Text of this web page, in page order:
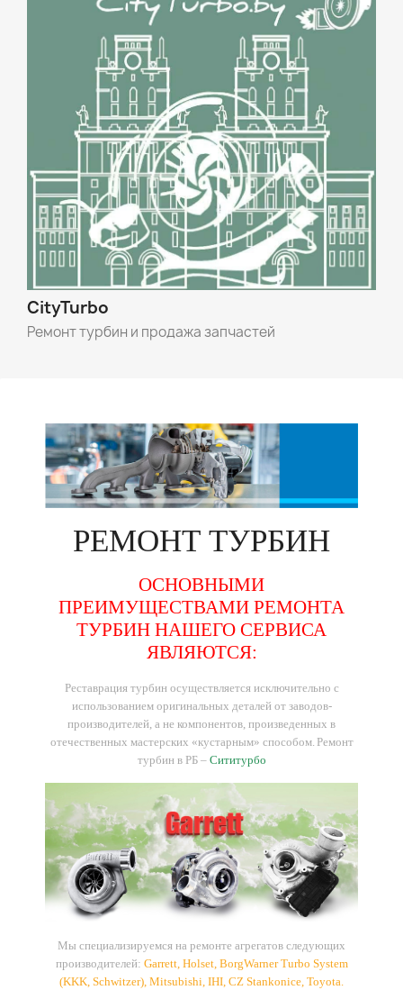
CityTurbo
Ремонт турбин и продажа запчастей
РЕМОНТ ТУРБИН
ОСНОВНЫМИ
ПРЕИМУЩЕСТВАМИ РЕМОНТА
ТУРБИН НАШЕГО СЕРВИСА
ЯВЛЯЮТСЯ:
Реставрация турбин осуществляется исключительно с
использованием оригинальных деталей от заводов-
производителей, а не компонентов, произведенных в
отечественных мастерских «кустарным» способом. Ремонт
турбин в РБ – Сититурбо
Мы специализируемся на ремонте агрегатов следующих
производителей: Garrett, Holset, BorgWarner Turbo System
(KKK, Schwitzer), Mitsubishi, IHI, CZ Stankonice, Toyota.